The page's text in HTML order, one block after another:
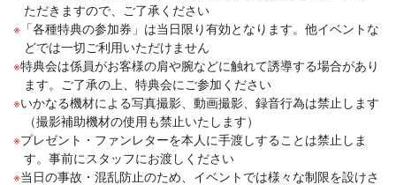
ただきますので、ご了承ください
「各種特典の参加券」は当日限り有効となります。他イベントな
どでは一切ご利用いただけません
特典会は係員がお客様の肩や腕などに触れて誘導する場合があり
ます。ご了承の上、特典会にご参加ください
いかなる機材による写真撮影、動画撮影、録音行為は禁止します
（撮影補助機材の使用も禁止いたします）
プレゼント・ファンレターを本人に手渡しすることは禁止しま
す。事前にスタッフにお渡しください
当日の事故・混乱防止のため、イベントでは様々な制限を設けさ